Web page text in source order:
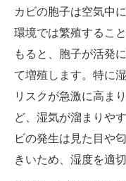
カビの胞子は空気中
環境では繁殖するこ
もると、胞子が活発
て増殖します。特に
リスクが急激に高ま
ど、湿気が溜まりや
ビの発生は見た目や
きいため、湿度を適